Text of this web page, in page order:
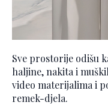
Sve prostorije odišu
haljine, nakita i
video materijalima i
remek-djela.